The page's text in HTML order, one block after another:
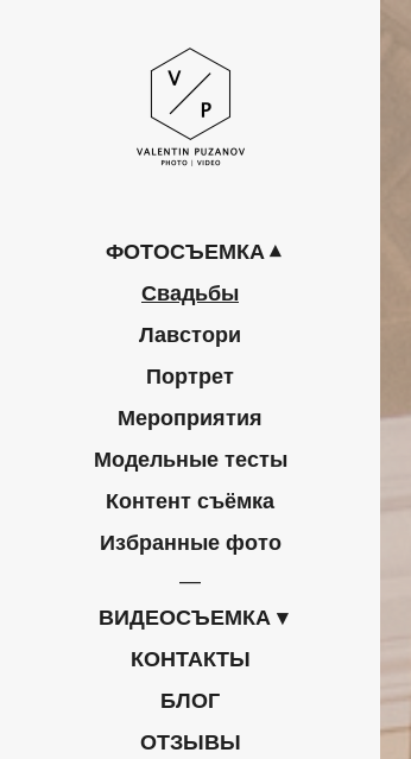
ФОТОСЪЕМКА
Свадьбы
Лавстори
Портрет
Мероприятия
Модельные тесты
Контент съёмка
Избранные фото
ВИДЕОСЪЕМКА
КОНТАКТЫ
БЛОГ
ОТЗЫВЫ